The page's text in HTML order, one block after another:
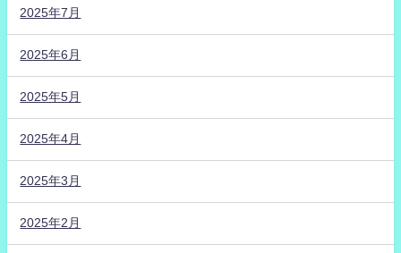
2025年7月
2025年6月
2025年5月
2025年4月
2025年3月
2025年2月